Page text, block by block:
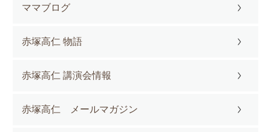
ママブログ
赤塚高仁 物語
赤塚高仁 講演会情報
赤塚高仁 メールマガジン